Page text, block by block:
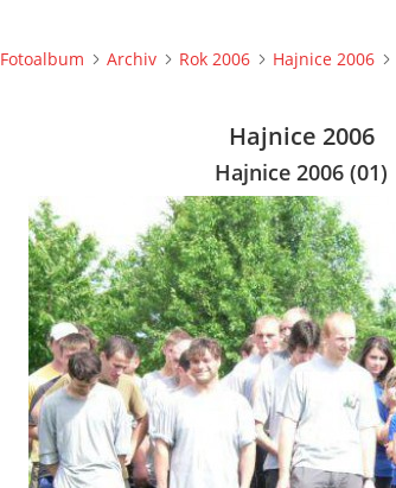
Fotoalbum Archiv Rok 2006 Hajnice 2006
Hajnice 2006
Hajnice 2006 (01)